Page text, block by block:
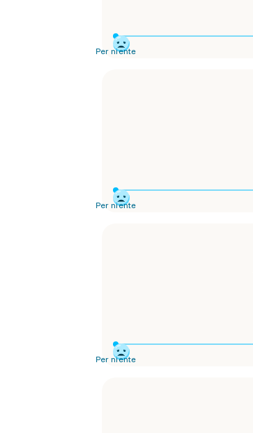
Per niente
Per niente
Per niente